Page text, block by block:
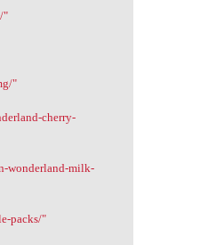
"
"
cherry-
wonderland-milk-
packs/"